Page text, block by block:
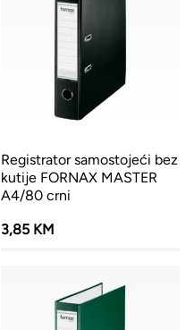
Registrator samostojeći bez
kutije FORNAX MASTER
A4/80 crni
3,85 KM